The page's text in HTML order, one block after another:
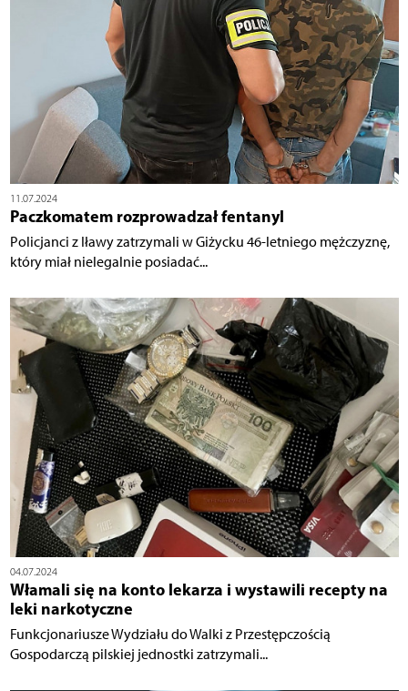
11.07.2024
Paczkomatem rozprowadzał fentanyl
Policjanci z Iławy zatrzymali w Giżycku 46-letniego mężczyznę,
który miał nielegalnie posiadać...
04.07.2024
Włamali się na konto lekarza i wystawili recepty na
leki narkotyczne
Funkcjonariusze Wydziału do Walki z Przestępczością
Gospodarczą pilskiej jednostki zatrzymali...